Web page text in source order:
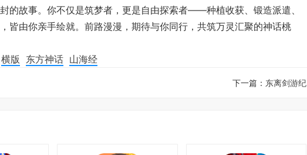
的故事。你不仅是筑梦者，更是自由探索者——种植收获、锻造派遣、
皆由你亲手绘就。前路漫漫，期待与你同行，共筑万灵汇聚的神话桃
横版 东方神话 山海经
下一篇： 东离剑游纪